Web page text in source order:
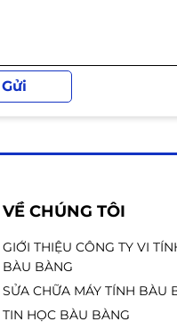
VỀ CHÚNG TÔI
GIỚI THIỆU CÔNG TY VI
BÀU BÀNG
SỬA CHỮA MÁY TÍNH BÀU
TIN HỌC BÀU BÀNG